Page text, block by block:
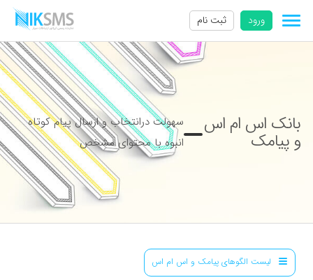
ورود ثبت نام
بانک اس ام اس
و پیامک
سهولت درانتخاب و ارسال پیام کوتاه
انبوه با محتوای مشخص
لیست الگوهای پیامک و اس ام اس